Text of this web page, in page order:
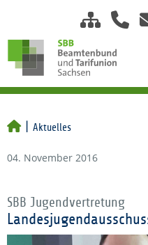
Aktuelles
04. November 2016
SBB Jugendvertretung